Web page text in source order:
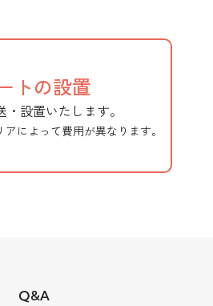
トの設置
設置いたします。
によって費用が異なります。
Q&A